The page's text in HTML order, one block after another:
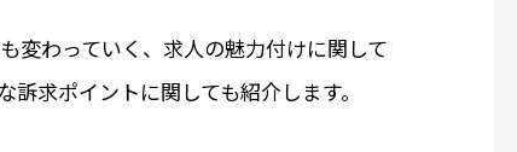
変わっていく、求人の魅力付けに関して
求ポイントに関しても紹介します。